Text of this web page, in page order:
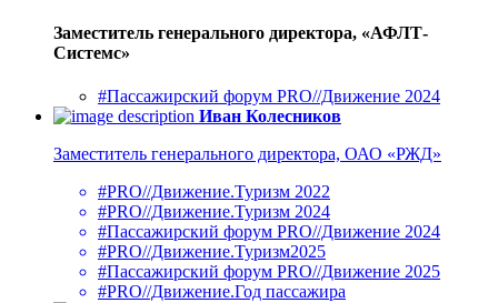
Заместитель генерального директора, «АФЛТ-
Системс»
#Пассажирский форум PRO//Движение 2024
Иван Колесников
Заместитель генерального директора, ОАО «РЖД»
#PRO//Движение.Туризм 2022
#PRO//Движение.Туризм 2024
#Пассажирский форум PRO//Движение 2024
#PRO//Движение.Туризм2025
#Пассажирский форум PRO//Движение 2025
#PRO//Движение.Год пассажира